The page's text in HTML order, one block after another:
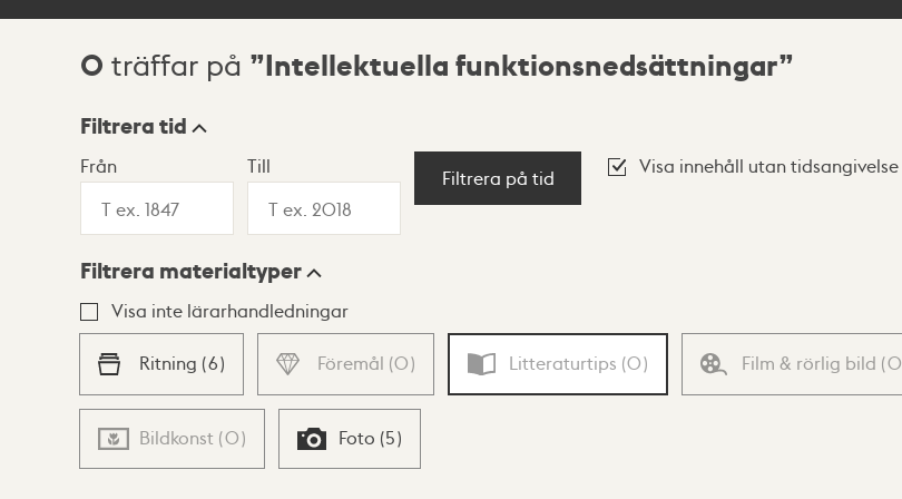
Sökresultat
0 träffar på Intellektuella funktionsnedsättningar
Visningsläge
Lista Karta
Filtrera tid
Från Till
Filtrera på tid
Visa innehåll utan tidsangivelse
Filtrera materialtyper
Visa inte lärarhandledningar
Ritning (6) Föremål (0) Litteraturtips (0) Film & rörlig bild (0
Bildkonst (0) Foto (5)